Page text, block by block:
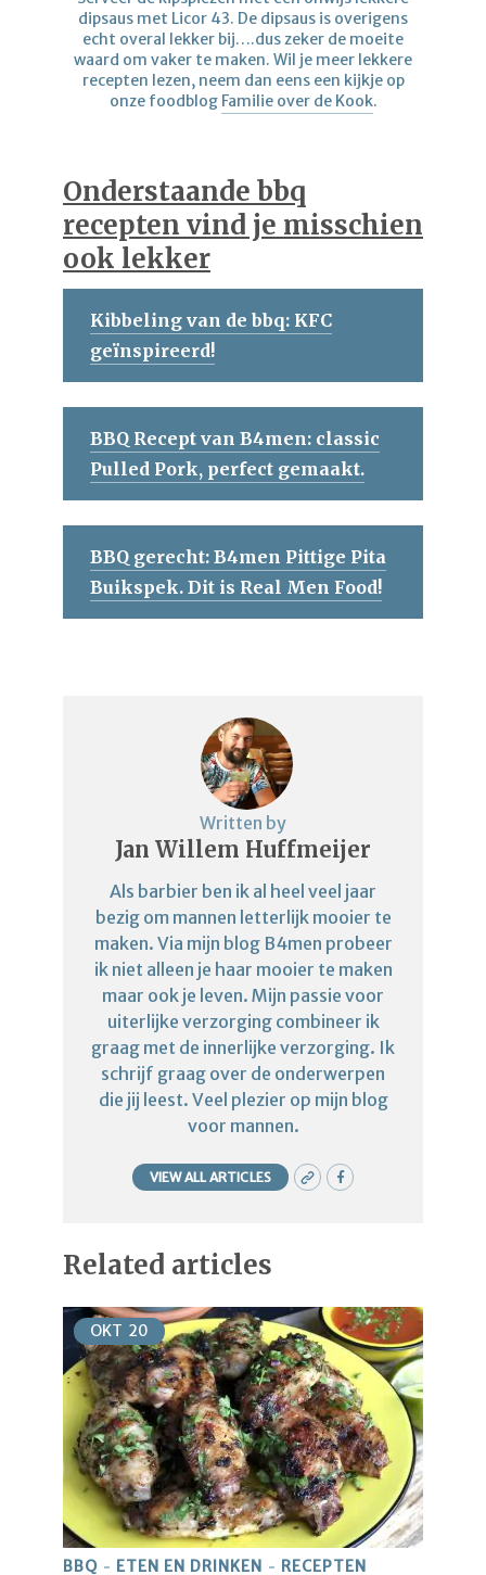
dipsaus met Licor 43. De dipsaus is overigens
echt overal lekker bij….dus zeker de moeite
waard om vaker te maken. Wil je meer lekkere
recepten lezen, neem dan eens een kijkje op
onze foodblog Familie over de Kook.
Onderstaande bbq
recepten vind je misschien
ook lekker
Kibbeling van de bbq: KFC
geïnspireerd!
BBQ Recept van B4men: classic
Pulled Pork, perfect gemaakt.
BBQ gerecht: B4men Pittige Pita
Buikspek. Dit is Real Men Food!
Written by
Jan Willem Huffmeijer
Als barbier ben ik al heel veel jaar
bezig om mannen letterlijk mooier te
maken. Via mijn blog B4men probeer
ik niet alleen je haar mooier te maken
maar ook je leven. Mijn passie voor
uiterlijke verzorging combineer ik
graag met de innerlijke verzorging. Ik
schrijf graag over de onderwerpen
die jij leest. Veel plezier op mijn blog
voor mannen.
VIEW ALL ARTICLES
Related articles
OKT 20
BBQ ETEN EN DRINKEN RECEPTEN